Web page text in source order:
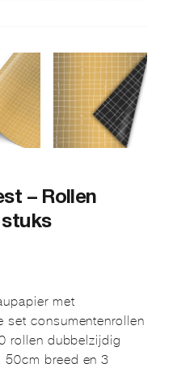
– Rollen
stuks
met
set consumentenrollen
rollen dubbelzijdig
50cm breed en 3